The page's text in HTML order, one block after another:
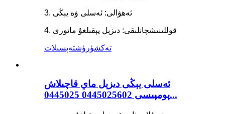
3. ئەھۋالى: ئەسلى ۋە يېڭى
4. قوللىنىشچانلىقى: دىزېل يېقىلغۇ ماتورى
تەكشۈرۈشتەپسىلات
ئەسلى يېڭى دىزېل ماي قاچىلاش
پومپىسى 0445025602 0445025...